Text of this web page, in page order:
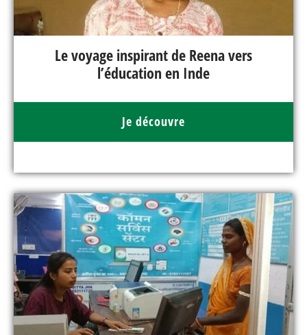
Le voyage inspirant de Reena vers
l’éducation en Inde
Je découvre